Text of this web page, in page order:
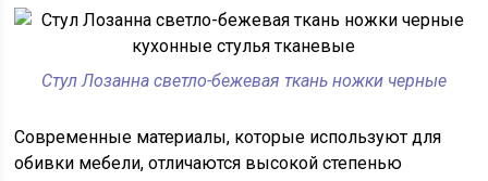
Стул Лозанна светло-бежевая ткань ножки черные
Современные материалы, которые используют для
обивки мебели, отличаются высокой степенью